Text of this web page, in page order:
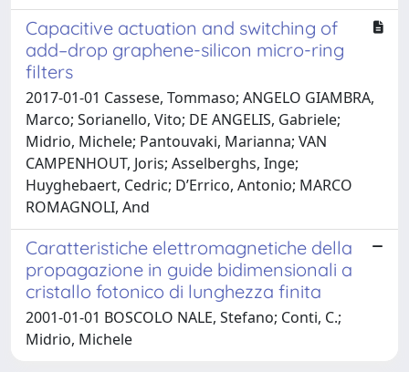
Capacitive actuation and switching of
add–drop graphene-silicon micro-ring
filters
2017-01-01 Cassese, Tommaso; ANGELO GIAMBRA,
Marco; Sorianello, Vito; DE ANGELIS, Gabriele;
Midrio, Michele; Pantouvaki, Marianna; VAN
CAMPENHOUT, Joris; Asselberghs, Inge;
Huyghebaert, Cedric; D’Errico, Antonio; MARCO
ROMAGNOLI, And
Caratteristiche elettromagnetiche della
propagazione in guide bidimensionali a
cristallo fotonico di lunghezza finita
2001-01-01 BOSCOLO NALE, Stefano; Conti, C.;
Midrio, Michele